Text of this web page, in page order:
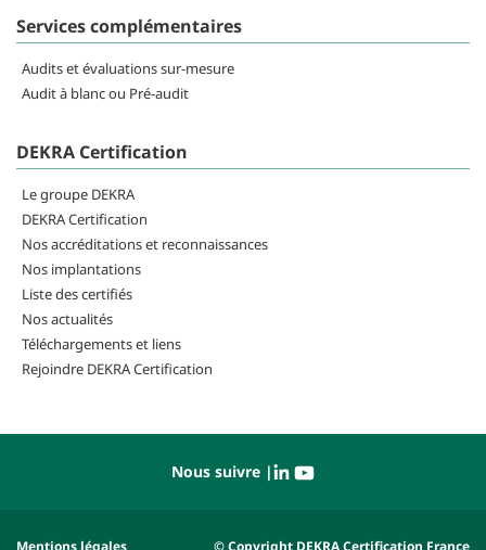
Services complémentaires
Audits et évaluations sur-mesure
Audit à blanc ou Pré-audit
DEKRA Certification
Le groupe DEKRA
DEKRA Certification
Nos accréditations et reconnaissances
Nos implantations
Liste des certifiés
Nos actualités
Téléchargements et liens
Rejoindre DEKRA Certification
Nous suivre |